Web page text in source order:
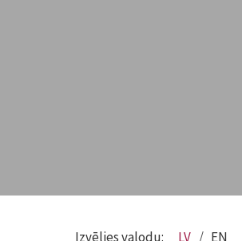
Izvēlies valodu: LV EN